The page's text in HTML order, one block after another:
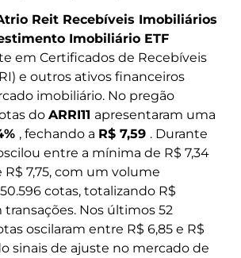
Reit Recebíveis Imobiliários
Imobiliário ETF
em Certificados de Recebíveis
e outros ativos financeiros
imobiliário. No pregão
do ARRI11 apresentaram uma
, fechando a R$ 7,59 . Durante
entre a mínima de R$ 7,34
R$ 7,75, com um volume
cotas, totalizando R$
transações. Nos últimos 52
oscilaram entre R$ 6,85 e R$
sinais de ajuste no mercado de